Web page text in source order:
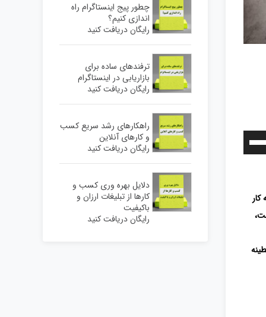
برای
افزایش
چطور پیج اینستاگرام راه
اندازی کنیم؟
رایگان دریافت کنید
ترفندهای ساده برای
بازاریابی در اینستاگرام
رایگان دریافت کنید
راهکارهای رشد سریع کسب
و کارهای آنلاین
رایگان دریافت کنید
دلایل بهره وری کسب و
کارها از تبلیغات ارزان و
باکیفیت
رایگان دریافت کنید